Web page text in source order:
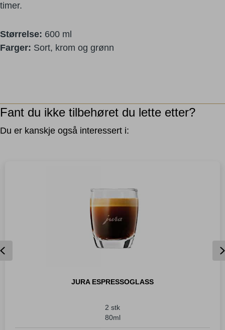
timer.
Størrelse: 600 ml
Farger: Sort, krom og grønn
Fant du ikke tilbehøret du lette etter?
Du er kanskje også interessert i:
JURA ESPRESSOGLASS
2 stk
80ml
Previous